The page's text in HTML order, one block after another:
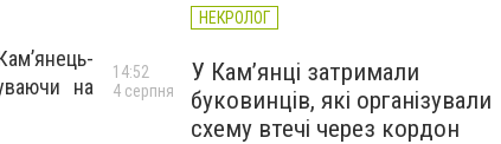
на
НЕКРОЛОГ
У Кам’янці затримали
буковинців, які організували
схему втечі через кордон
14:52
4 серпня